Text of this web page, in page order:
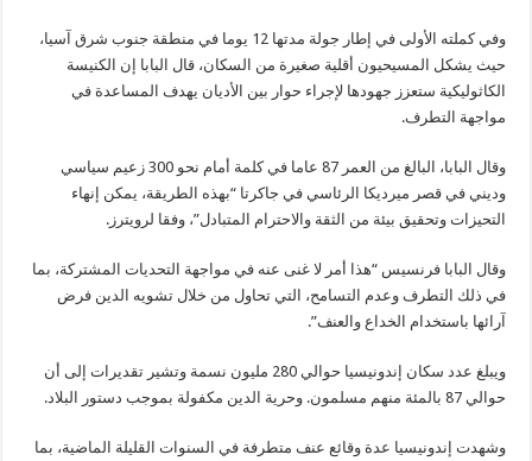
وفي كملته الأولى في إطار جولة مدتها 12 يوما في منطقة جنوب شرق آسيا،
حيث يشكل المسيحيون أقلية صغيرة من السكان، قال البابا إن الكنيسة
الكاثوليكية ستعزز جهودها لإجراء حوار بين الأديان يهدف المساعدة في
مواجهة التطرف.
وقال البابا، البالغ من العمر 87 عاما في كلمة أمام نحو 300 زعيم سياسي
وديني في قصر ميرديكا الرئاسي في جاكرتا “بهذه الطريقة، يمكن إنهاء
التحيزات وتحقيق بيئة من الثقة والاحترام المتبادل”، وفقا لرويترز.
وقال البابا فرنسيس “هذا أمر لا غنى عنه في مواجهة التحديات المشتركة، بما
في ذلك التطرف وعدم التسامح، التي تحاول من خلال تشويه الدين فرض
آرائها باستخدام الخداع والعنف”.
ويبلغ عدد سكان إندونيسيا حوالي 280 مليون نسمة وتشير تقديرات إلى أن
حوالي 87 بالمئة منهم مسلمون. وحرية الدين مكفولة بموجب دستور البلاد.
وشهدت إندونيسيا عدة وقائع عنف متطرفة في السنوات القليلة الماضية، بما